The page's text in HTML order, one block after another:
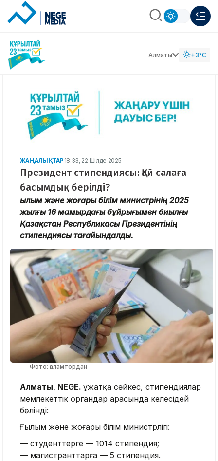
Алматы +3°C
ЖАҢАЛЫҚТАР 18:33, 22 Шілде 2025
Президент стипендиясы: Қай салаға
басымдық берілді?
Ғылым және жоғары білім министрінің 2025
жылғы 16 мамырдағы бұйрығымен биылғы
Қазақстан Республикасы Президентінің
стипендиясы тағайындалды.
Фото: ғаламтордан
Алматы, NEGE. Құжатқа сәйкес, стипендиялар
мемлекеттік органдар арасында келесідей
бөлінді:
Ғылым және жоғары білім министрлігі:
— студенттерге — 1014 стипендия;
— магистранттарға — 5 стипендия.